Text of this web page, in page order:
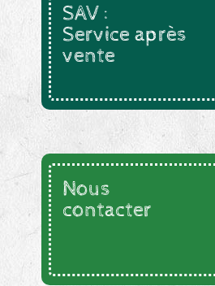
SAV :
Service après
vente
Nous
contacter